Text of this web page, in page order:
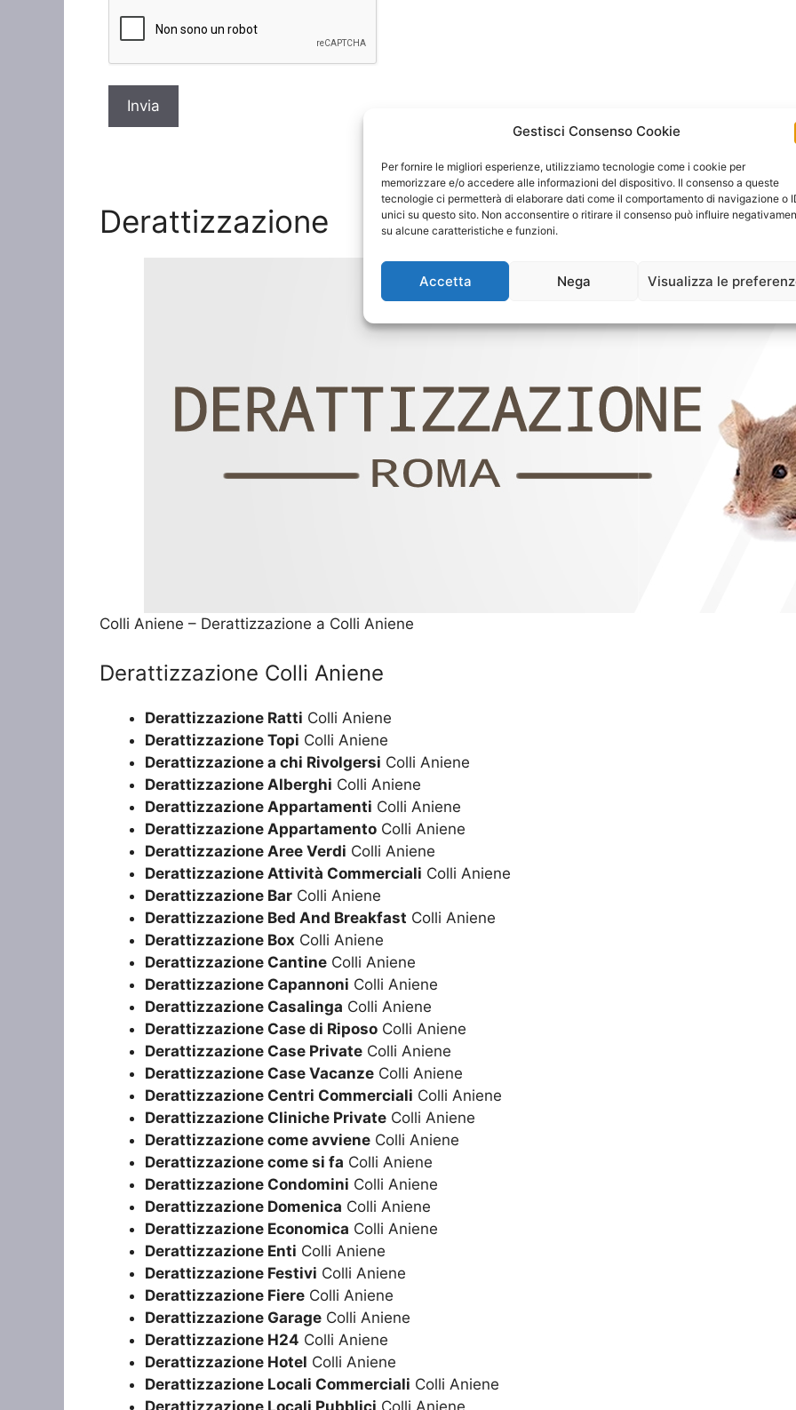
Gestisci Consenso Cookie
Per fornire le migliori esperienze, utilizziamo tecnologie come i cookie per
memorizzare e/o accedere alle informazioni del dispositivo. Il consenso a queste
tecnologie ci permetterà di elaborare dati come il comportamento di navigazione o
unici su questo sito. Non acconsentire o ritirare il consenso può influire
su alcune caratteristiche e funzioni.
Accetta Nega Visualizza le
Derattizzazione
Colli Aniene – Derattizzazione a Colli Aniene
Derattizzazione Colli Aniene
Derattizzazione Ratti Colli Aniene
Derattizzazione Topi Colli Aniene
Derattizzazione a chi Rivolgersi Colli Aniene
Derattizzazione Alberghi Colli Aniene
Derattizzazione Appartamenti Colli Aniene
Derattizzazione Appartamento Colli Aniene
Derattizzazione Aree Verdi Colli Aniene
Derattizzazione Attività Commerciali Colli Aniene
Derattizzazione Bar Colli Aniene
Derattizzazione Bed And Breakfast Colli Aniene
Derattizzazione Box Colli Aniene
Derattizzazione Cantine Colli Aniene
Derattizzazione Capannoni Colli Aniene
Derattizzazione Casalinga Colli Aniene
Derattizzazione Case di Riposo Colli Aniene
Derattizzazione Case Private Colli Aniene
Derattizzazione Case Vacanze Colli Aniene
Derattizzazione Centri Commerciali Colli Aniene
Derattizzazione Cliniche Private Colli Aniene
Derattizzazione come avviene Colli Aniene
Derattizzazione come si fa Colli Aniene
Derattizzazione Condomini Colli Aniene
Derattizzazione Domenica Colli Aniene
Derattizzazione Economica Colli Aniene
Derattizzazione Enti Colli Aniene
Derattizzazione Festivi Colli Aniene
Derattizzazione Fiere Colli Aniene
Derattizzazione Garage Colli Aniene
Derattizzazione H24 Colli Aniene
Derattizzazione Hotel Colli Aniene
Derattizzazione Locali Commerciali Colli Aniene